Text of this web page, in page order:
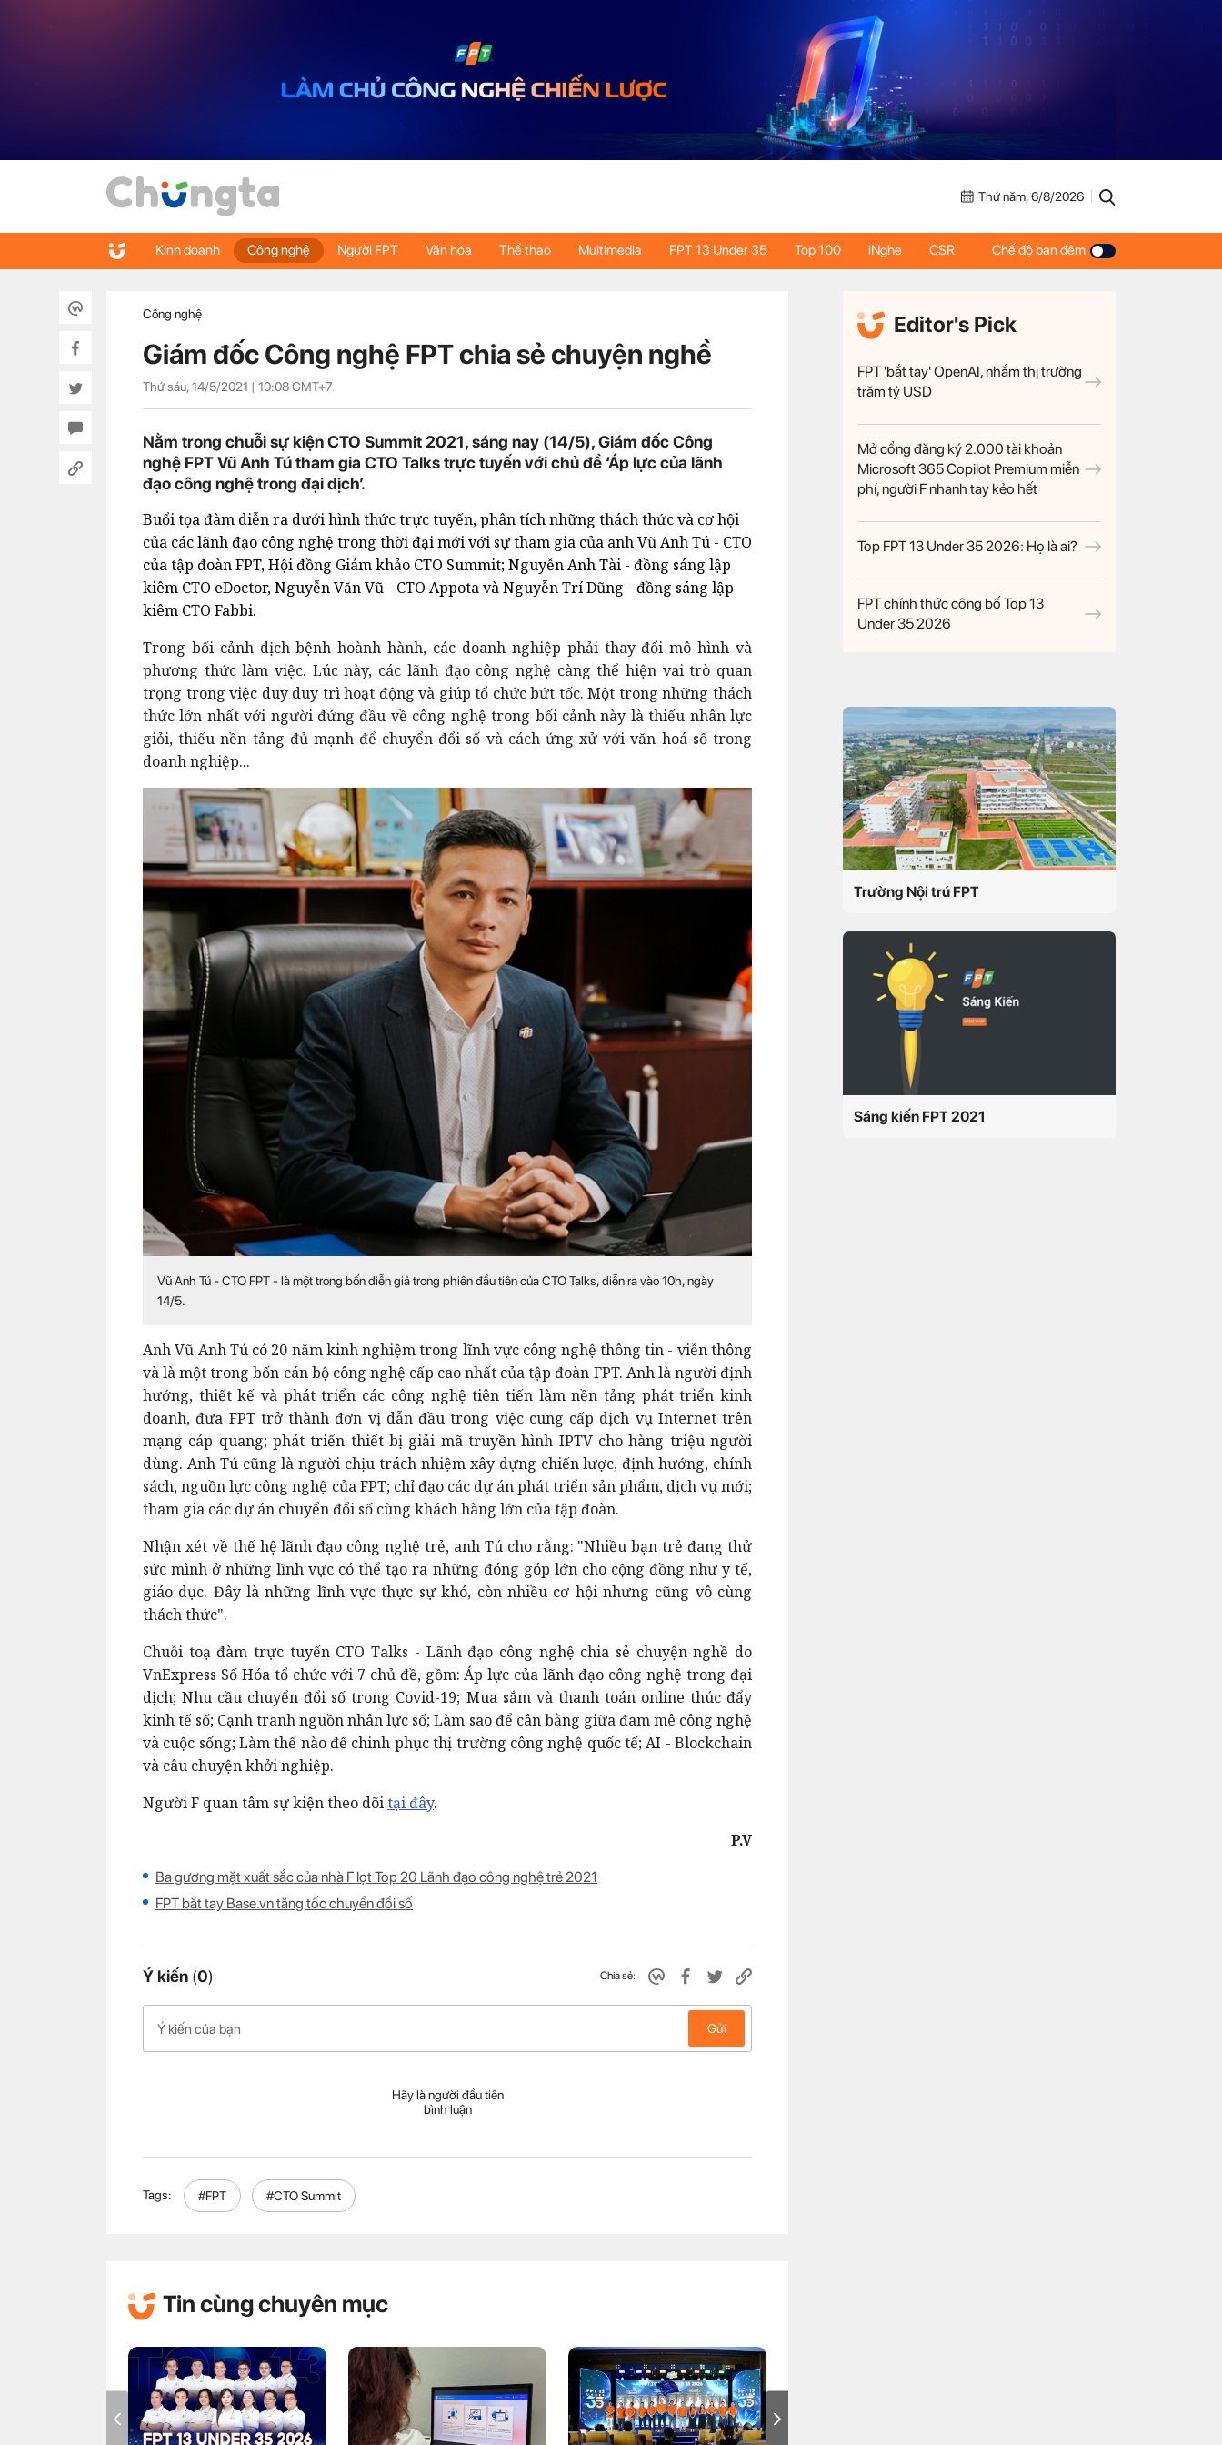
Thứ năm, 6/8/2026
Kinh doanh Công nghệ Người FPT Văn hóa Thể thao Multimedia FPT 13 Under 35 Top 100 iNghe CSR Chế độ ban đêm
Công nghệ
Giám đốc Công nghệ FPT chia sẻ chuyện nghề
Thứ sáu, 14/5/2021 | 10:08GMT+7
Nằm trong chuỗi sự kiện CTO Summit 2021, sáng nay (14/5), Giám đốc Công
nghệ FPT Vũ Anh Tú tham gia CTO Talks trực tuyến với chủ đề ‘Áp lực của lãnh
đạo công nghệ trong đại dịch’.
Buổi tọa đàm diễn ra dưới hình thức trực tuyến, phân tích những thách thức và cơ hội
của các lãnh đạo công nghệ trong thời đại mới với sự tham gia của anh Vũ Anh Tú - CTO
của tập đoàn FPT, Hội đồng Giám khảo CTO Summit; Nguyễn Anh Tài - đồng sáng lập
kiêm CTO eDoctor, Nguyễn Văn Vũ - CTO Appota và Nguyễn Trí Dũng - đồng sáng lập
kiêm CTO Fabbi.
Trong bối cảnh dịch bệnh hoành hành, các doanh nghiệp phải thay đổi mô hình và
phương thức làm việc. Lúc này, các lãnh đạo công nghệ càng thể hiện vai trò quan
trọng trong việc duy duy trì hoạt động và giúp tổ chức bứt tốc. Một trong những thách
thức lớn nhất với người đứng đầu về công nghệ trong bối cảnh này là thiếu nhân lực
giỏi, thiếu nền tảng đủ mạnh để chuyển đổi số và cách ứng xử với văn hoá số trong
doanh nghiệp...
Vũ Anh Tú - CTO FPT - là một trong bốn diễn giả trong phiên đầu tiên của CTO Talks, diễn ra vào 10h, ngày
14/5.
Anh Vũ Anh Tú có 20 năm kinh nghiệm trong lĩnh vực công nghệ thông tin - viễn thông
và là một trong bốn cán bộ công nghệ cấp cao nhất của tập đoàn FPT. Anh là người định
hướng, thiết kế và phát triển các công nghệ tiên tiến làm nền tảng phát triển kinh
doanh, đưa FPT trở thành đơn vị dẫn đầu trong việc cung cấp dịch vụ Internet trên
mạng cáp quang; phát triển thiết bị giải mã truyền hình IPTV cho hàng triệu người
dùng. Anh Tú cũng là người chịu trách nhiệm xây dựng chiến lược, định hướng, chính
sách, nguồn lực công nghệ của FPT; chỉ đạo các dự án phát triển sản phẩm, dịch vụ mới;
tham gia các dự án chuyển đổi số cùng khách hàng lớn của tập đoàn.
Nhận xét về thế hệ lãnh đạo công nghệ trẻ, anh Tú cho rằng: "Nhiều bạn trẻ đang thử
sức mình ở những lĩnh vực có thể tạo ra những đóng góp lớn cho cộng đồng như y tế,
giáo dục. Đây là những lĩnh vực thực sự khó, còn nhiều cơ hội nhưng cũng vô cùng
thách thức".
Chuỗi toạ đàm trực tuyến CTO Talks - Lãnh đạo công nghệ chia sẻ chuyện nghề do
VnExpress Số Hóa tổ chức với 7 chủ đề, gồm: Áp lực của lãnh đạo công nghệ trong đại
dịch; Nhu cầu chuyển đổi số trong Covid-19; Mua sắm và thanh toán online thúc đẩy
kinh tế số; Cạnh tranh nguồn nhân lực số; Làm sao để cân bằng giữa đam mê công nghệ
và cuộc sống; Làm thế nào để chinh phục thị trường công nghệ quốc tế; AI - Blockchain
và câu chuyện khởi nghiệp.
Người F quan tâm sự kiện theo dõitại đây.
P.V
Ba gương mặt xuất sắc của nhà F lọt Top 20 Lãnh đạo công nghệ trẻ 2021
FPT bắt tay Base.vn tăng tốc chuyển đổi số
Ý kiến (0) Chia sẻ:
Gửi
Hãy là người đầu tiên
bình luận
Tags: #FPT #CTO Summit
Editor's Pick
FPT 'bắt tay' OpenAI, nhắm thị trường
trăm tỷ USD
Mở cổng đăng ký 2.000 tài khoản
Microsoft 365 Copilot Premium miễn
phí, người F nhanh tay kẻo hết
Top FPT 13 Under 35 2026: Họ là ai?
FPT chính thức công bố Top 13
Under 35 2026
Trường Nội trú FPT
Sáng kiến FPT 2021
Tin cùng chuyên mục